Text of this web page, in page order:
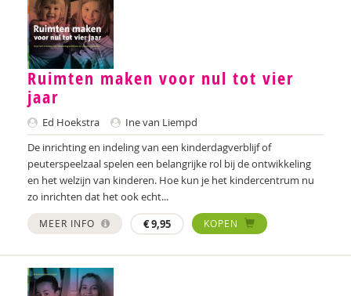
René Arends
Chantal Ariens
Silke van Arum
Nicole van Asten
Diverse auteurs
Roli Ayutsede
Rosalie Baan
Sebastiaan Baauw
Ruimten maken voor nul tot vier
jaar
Ed Hoekstra
Ine van Liempd
De inrichting en indeling van een kinderdagverblijf of
peuterspeelzaal spelen een belangrijke rol bij de ontwikkeling
en het welzijn van kinderen. Hoe kun je het kindercentrum nu
zo inrichten dat het ook echt...
MEER INFO €9,95 KOPEN